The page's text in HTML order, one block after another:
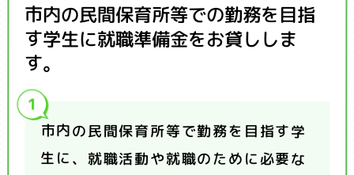
市内の民間保育所等での勤務を目指
す学生に就職準備金をお貸ししま
す。
市内の民間保育所等で勤務を目指す学
生に、就職活動や就職のために必要な